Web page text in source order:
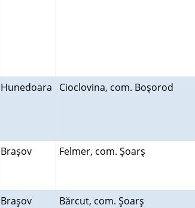
Hunedoara Cioclovina, com. Boşorod
Braşov Felmer, com. Şoarş
Braşov Bărcut, com. Şoarş